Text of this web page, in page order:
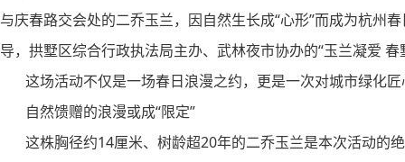
与庆春路交会处的二乔玉兰，因自然生长成“心形”而成为杭州
导，拱墅区综合行政执法局主办、武林夜市协办的“玉兰凝爱
这场活动不仅是一场春日浪漫之约，更是一次对城市绿化匠
自然馈赠的浪漫或成“限定”
这株胸径约14厘米、树龄超20年的二乔玉兰是本次活动的